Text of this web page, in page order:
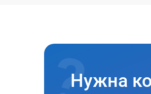
Нужна